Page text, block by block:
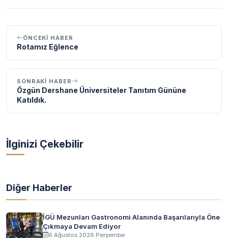
ÖNCEKI HABER
Rotamız Eğlence
SONRAKI HABER
Özgün Dershane Üniversiteler Tanıtım Gününe
Katıldık.
İlginizi Çekebilir
Diğer Haberler
İGÜ Mezunları Gastronomi Alanında Başarılarıyla Öne
Çıkmaya Devam Ediyor
6 Ağustos 2026 Perşembe